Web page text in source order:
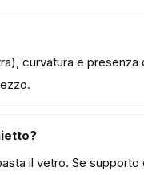
curvatura e
il vetro. Se